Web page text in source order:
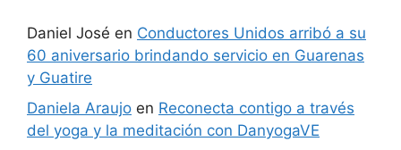
Daniel José en Conductores Unidos arribó a su
60 aniversario brindando servicio en Guarenas
y Guatire
Daniela Araujo en Reconecta contigo a través
del yoga y la meditación con DanyogaVE